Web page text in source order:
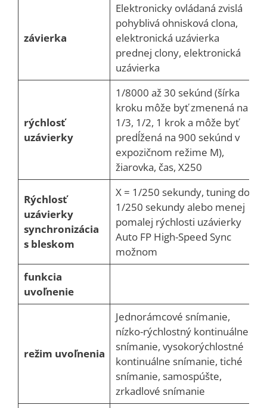
závierka
Elektronicky ovládaná zvislá
pohyblivá ohnisková clona, ​​
elektronická uzávierka
prednej clony, elektronická
uzávierka
rýchlosť
uzávierky
1/8000 až 30 sekúnd (šírka
kroku môže byť zmenená na
1/3, 1/2, 1 krok a môže byť
predĺžená na 900 sekúnd v
expozičnom režime M),
žiarovka, čas, X250
Rýchlosť
uzávierky
synchronizácia
s bleskom
X = 1/250 sekundy, tuning do
1/250 sekundy alebo menej
pomalej rýchlosti uzávierky
Auto FP High-Speed Sync
možnom
funkcia
uvoľnenie
režim uvoľnenia
Jednorámcové snímanie,
nízko-rýchlostný kontinuálne
snímanie, vysokorýchlostné
kontinuálne snímanie, tiché
snímanie, samospúšte,
zrkadlové snímanie